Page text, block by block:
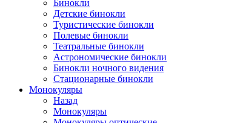
Бинокли
Детские бинокли
Туристические бинокли
Полевые бинокли
Театральные бинокли
Астрономические бинокли
Бинокли ночного видения
Стационарные бинокли
Монокуляры
Назад
Монокуляры